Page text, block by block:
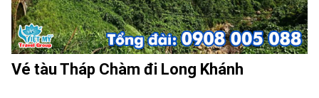
Vé tàu Tháp Chàm đi Long Khánh